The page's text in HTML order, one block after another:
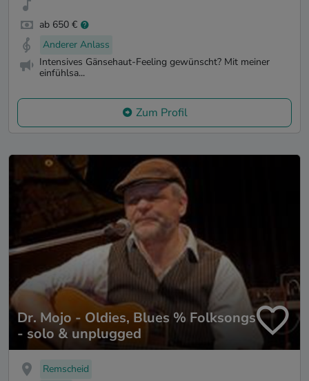
ab 650 €
Anderer Anlass
Intensives Gänsehaut-Feeling gewünscht? Mit meiner
einfühlsa...
Zum Profil
Dr. Mojo - Oldies, Blues % Folksongs
- solo & unplugged
Remscheid